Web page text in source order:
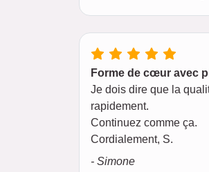
Forme de cœur avec
Je dois dire que la
rapidement.
Continuez comme ça.
Cordialement, S.
- Simone